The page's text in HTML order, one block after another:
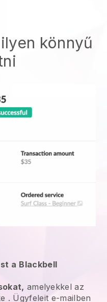
könnyű
a Blackbell
amelyekkel az
. Ügyfeleit e-mailben